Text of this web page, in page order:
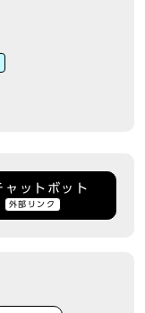
ャットボット
外部リンク